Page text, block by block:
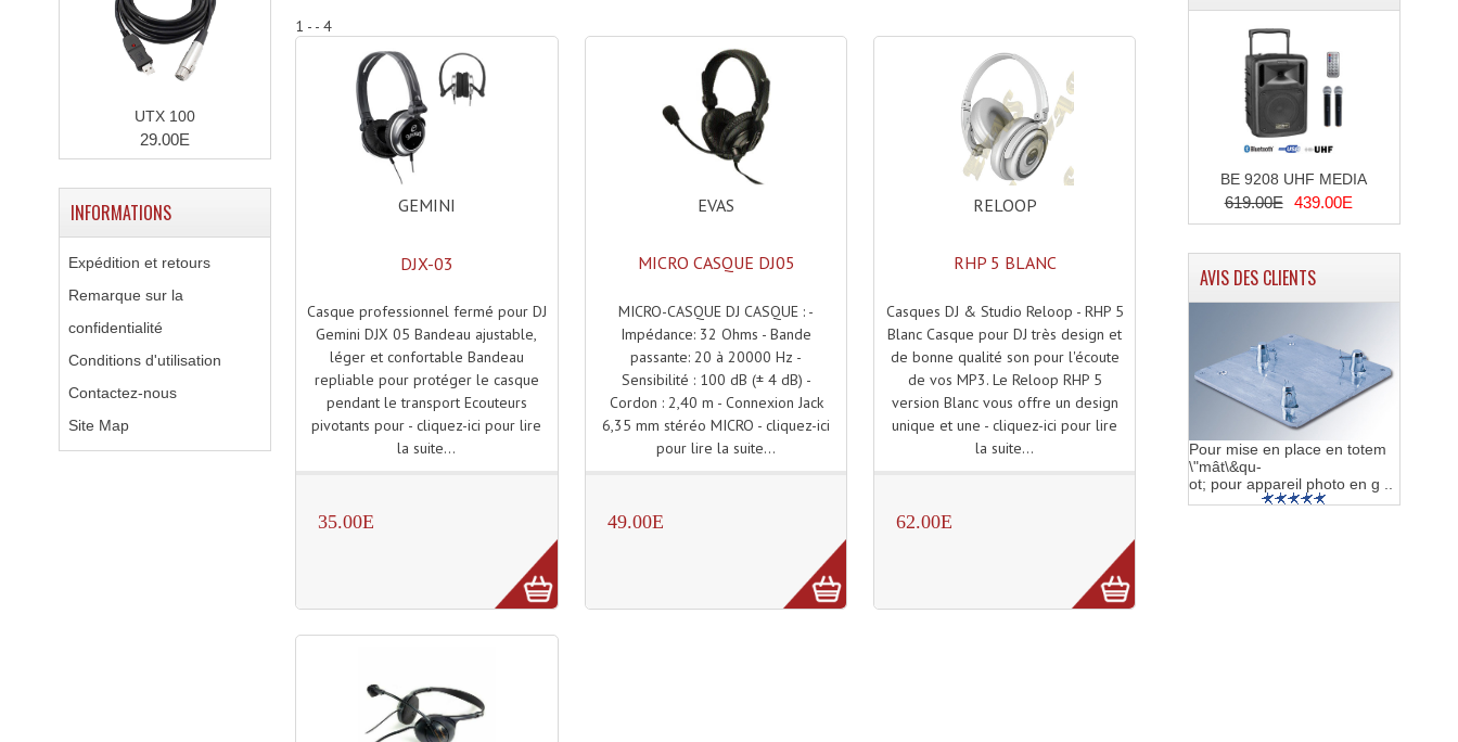
1 - - 4
GEMINI
DJX-03
Casque professionnel fermé pour DJ
Gemini DJX 05 Bandeau ajustable,
léger et confortable Bandeau
repliable pour protéger le casque
pendant le transport Ecouteurs
pivotants pour - cliquez-ici pour lire
la suite...
35.00E
EVAS
MICRO CASQUE DJ05
MICRO-CASQUE DJ CASQUE : -
Impédance: 32 Ohms - Bande
passante: 20 à 20000 Hz -
Sensibilité : 100 dB (± 4 dB) -
Cordon : 2,40 m - Connexion Jack
6,35 mm stéréo MICRO - cliquez-ici
pour lire la suite...
49.00E
RELOOP
RHP 5 BLANC
Casques DJ & Studio Reloop - RHP 5
Blanc Casque pour DJ très design et
de bonne qualité son pour l'écoute
de vos MP3. Le Reloop RHP 5
version Blanc vous offre un design
unique et une - cliquez-ici pour lire
la suite...
62.00E
UTX 100
29.00E
INFORMATIONS
Expédition et retours
Remarque sur la
confidentialité
Conditions d'utilisation
Contactez-nous
Site Map
BE 9208 UHF MEDIA
619.00E 439.00E
AVIS DES CLIENTS
Pour mise en place en totem
\"mât\&qu-
ot; pour appareil photo en g ..